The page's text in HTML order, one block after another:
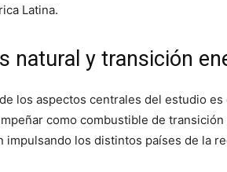
Latina.
natural y transición
los aspectos centrales del estudio
como combustible de
impulsando los distintos países de la